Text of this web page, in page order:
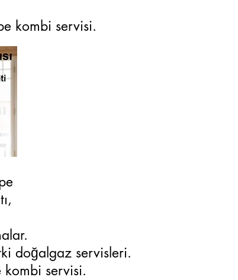
kombi servisi.
doğalgaz servisleri.
kombi servisi.